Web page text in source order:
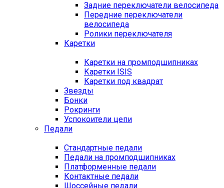
Задние переключатели велосипеда
Передние переключатели
велосипеда
Ролики переключателя
Каретки
Каретки на промподшипниках
Каретки ISIS
Каретки под квадрат
Звезды
Бонки
Рокринги
Успокоители цепи
Педали
Стандартные педали
Педали на промподшипниках
Платформенные педали
Контактные педали
Шоссейные педали